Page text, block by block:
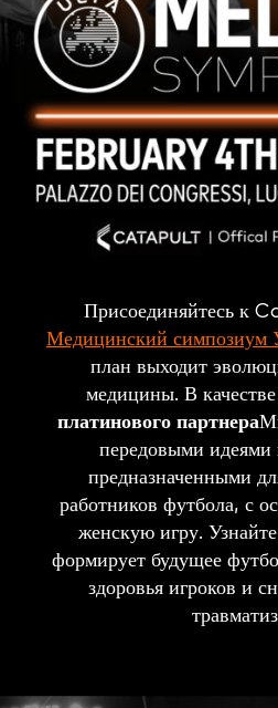
Присоединяйтесь к
Медицинский
план выходит
медицины. В качестве
платинового партнера
передовыми
предназначенными
работников футбола, с
женскую игру.
формирует будущее
здоровья игроков и